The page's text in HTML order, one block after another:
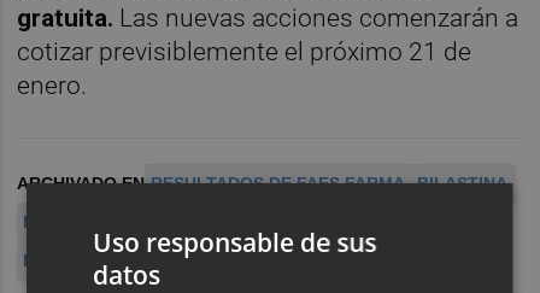
gratuita. Las nuevas acciones comenzarán a
cotizar previsiblemente el próximo 21 de
enero.
ARCHIVADO EN RESULTADOS DE FAES FARMA
BILASTINA
FAES FARMA AUMENTA SU BENEFICIO
LABORATORIOS FARMACÉUTICOS
Uso responsable de sus
datos